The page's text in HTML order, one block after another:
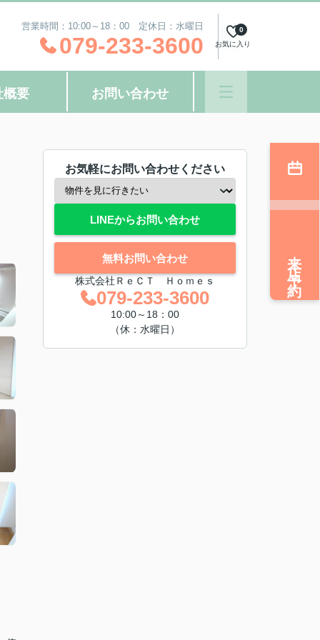
営業時間：10:00～18：00 定休日：水曜日
079-233-3600 お気に入り
0
概要 お問い合わせ
お気軽にお問い合わせください
LINEからお問い合わせ
無料お問い合わせ
株式会社ＲｅＣＴ Ｈｏｍｅｓ
079-233-3600
10:00～18：00
（休：水曜日）
来店予約